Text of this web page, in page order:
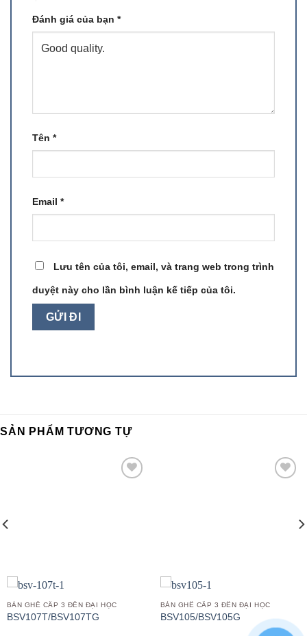
Đánh giá của bạn *
Tên *
Email *
Lưu tên của tôi, email, và trang web trong trình
duyệt này cho lần bình luận kế tiếp của tôi.
SẢN PHẨM TƯƠNG TỰ
BÀN GHẾ CẤP 3 ĐẾN ĐẠI HỌC
BSV107T/BSV107TG
BÀN GHẾ CẤP 3 ĐẾN ĐẠI HỌC
BSV105/BSV105G